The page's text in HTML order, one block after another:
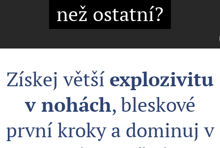
než ostatní?
Získej větší explozivitu
v nohách, bleskové
první kroky a dominuj v